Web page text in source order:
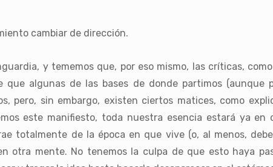
cambiar de dirección.
y tememos que, por eso mismo, las críticas,
algunas de las bases de donde partimos (aunque
pero, sin embargo, existen ciertos matices, como
este manifiesto, toda nuestra esencia estará ya en
totalmente de la época en que vive (o, al menos,
otra mente. No tenemos la culpa de que esto haya